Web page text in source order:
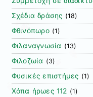
Σχέδια δράσης (18)
Φθινόπωρο(1)
Φιλαναγνωσία (13)
Φιλοζωία (3)
Φυσικές επιστήμες (1)
Χόπα ήρωες 112 (1)